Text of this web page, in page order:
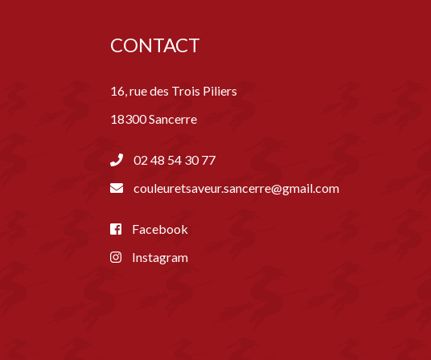
CONTACT
16, rue des Trois Piliers
18300 Sancerre
02 48 54 30 77
couleuretsaveur.sancerre@gmail.com
Facebook
Instagram